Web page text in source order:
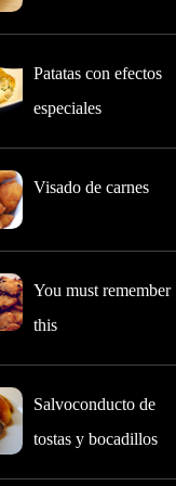
Patatas con efectos
especiales
Visado de carnes
You must remember
this
Salvoconducto de
tostas y bocadillos